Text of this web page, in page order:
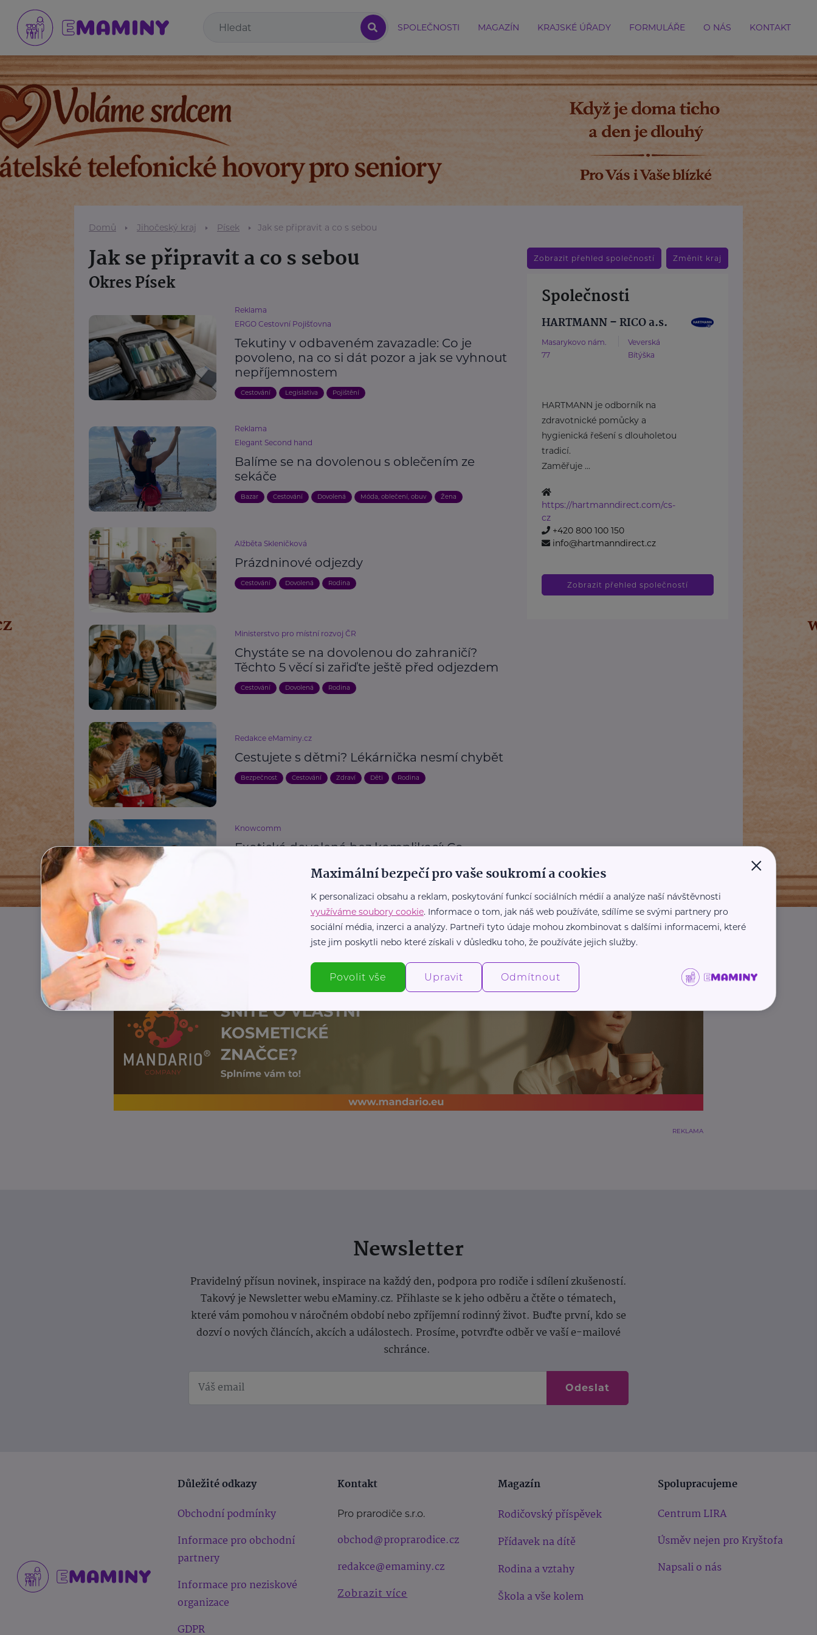
SPOLEČNOSTI MAGAZÍN KRAJSKÉ ÚŘADY FORMULÁŘE O NÁS KONTAKT
Domů Jihočeský kraj Písek Jak se připravit a co s sebou
Jak se připravit a co s sebou
Okres Písek
Reklama
ERGO Cestovní Pojišťovna
Tekutiny v odbaveném zavazadle: Co je
povoleno, na co si dát pozor a jak se vyhnout
nepříjemnostem
Cestování Legislativa Pojištění
Reklama
Elegant Second hand
Balíme se na dovolenou s oblečením ze
sekáče
Bazar Cestování Dovolená Móda, oblečení, obuv Žena
Alžběta Skleničková
Prázdninové odjezdy
Cestování Dovolená Rodina
Ministerstvo pro místní rozvoj ČR
Chystáte se na dovolenou do zahraničí?
Těchto 5 věcí si zařiďte ještě před odjezdem
Cestování Dovolená Rodina
Redakce eMaminy.cz
Cestujete s dětmi? Lékárnička nesmí chybět
Bezpečnost Cestování Zdraví Děti Rodina
Knowcomm
Exotická dovolená bez komplikací: Co
Zdraví
Další články
Zobrazit přehled společností Změnit kraj
Společnosti
HARTMANN – RICO a.s.
Masarykovo nám.
77
Veverská
Bítýška
HARTMANN je odborník na
zdravotnické pomůcky a
hygienická řešení s dlouholetou
tradicí.
Zaměřuje ...
https://hartmanndirect.com/cs-
cz
+420 800 100 150
info@hartmanndirect.cz
Zobrazit přehled společností
REKLAMA
Newsletter
Pravidelný přísun novinek, inspirace na každý den, podpora pro rodiče i sdílení zkušeností.
Takový je Newsletter webu eMaminy.cz. Přihlaste se k jeho odběru a čtěte o tématech,
které vám pomohou v náročném období nebo zpříjemní rodinný život. Buďte první, kdo se
dozví o nových článcích, akcích a událostech. Prosíme, potvrďte odběr ve vaší e-mailové
schránce.
Odeslat
Důležité odkazy
Obchodní podmínky
Informace pro obchodní
partnery
Informace pro neziskové
organizace
GDPR
Kontakt
Pro prarodiče s.r.o.
obchod@proprarodice.cz
redakce@emaminy.cz
Zobrazit více
Magazín
Rodičovský příspěvek
Přídavek na dítě
Rodina a vztahy
Škola a vše kolem
Spolupracujeme
Centrum LIRA
Úsměv nejen pro Kryštofa
Napsali o nás
×
Maximální bezpečí pro vaše soukromí a cookies
K personalizaci obsahu a reklam, poskytování funkcí sociálních médií a analýze naší návštěvnosti
využíváme soubory cookie. Informace o tom, jak náš web používáte, sdílíme se svými partnery pro
sociální média, inzerci a analýzy. Partneři tyto údaje mohou zkombinovat s dalšími informacemi, které
jste jim poskytli nebo které získali v důsledku toho, že používáte jejich služby.
Povolit vše Upravit Odmítnout